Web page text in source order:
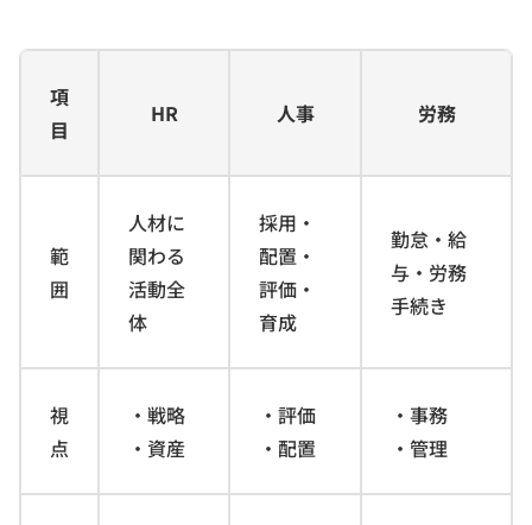
項
目
HR 人事 労務
範
囲
人材に
関わる
活動全
体
採用・
配置・
評価・
育成
勤怠・給
与・労務
手続き
視
点
・戦略
・資産
・評価
・配置
・事務
・管理